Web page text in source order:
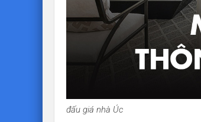
đấu giá nhà Úc